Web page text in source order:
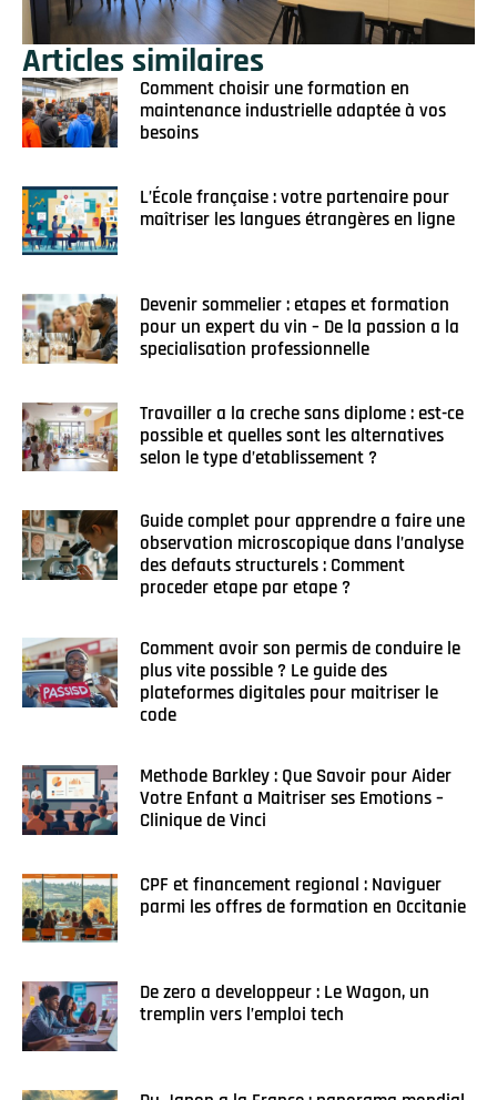
Articles similaires
Comment choisir une formation en
maintenance industrielle adaptée à vos
besoins
L’École française : votre partenaire pour
maîtriser les langues étrangères en ligne
Devenir sommelier : etapes et formation
pour un expert du vin – De la passion a la
specialisation professionnelle
Travailler a la creche sans diplome : est-ce
possible et quelles sont les alternatives
selon le type d’etablissement ?
Guide complet pour apprendre a faire une
observation microscopique dans l’analyse
des defauts structurels : Comment
proceder etape par etape ?
Comment avoir son permis de conduire le
plus vite possible ? Le guide des
plateformes digitales pour maitriser le
code
Methode Barkley : Que Savoir pour Aider
Votre Enfant a Maitriser ses Emotions –
Clinique de Vinci
CPF et financement regional : Naviguer
parmi les offres de formation en Occitanie
De zero a developpeur : Le Wagon, un
tremplin vers l’emploi tech